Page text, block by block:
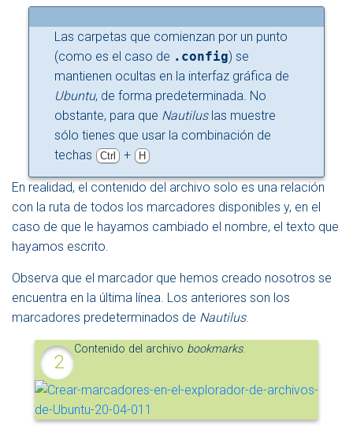
Las carpetas que comienzan por un punto
(como es el caso de .config) se
mantienen ocultas en la interfaz gráfica de
Ubuntu, de forma predeterminada. No
obstante, para que Nautiluslas muestre
sólo tienes que usar la combinación de
techas
Ctrl + H
En realidad, el contenido del archivo solo es una relación
con la ruta de todos los marcadores disponibles y, en el
caso de que le hayamos cambiado el nombre, el texto que
hayamos escrito.
Observa que el marcador que hemos creado nosotros se
encuentra en la última línea. Los anteriores son los
marcadores predeterminados de Nautilus.
Contenido del archivo bookmarks.